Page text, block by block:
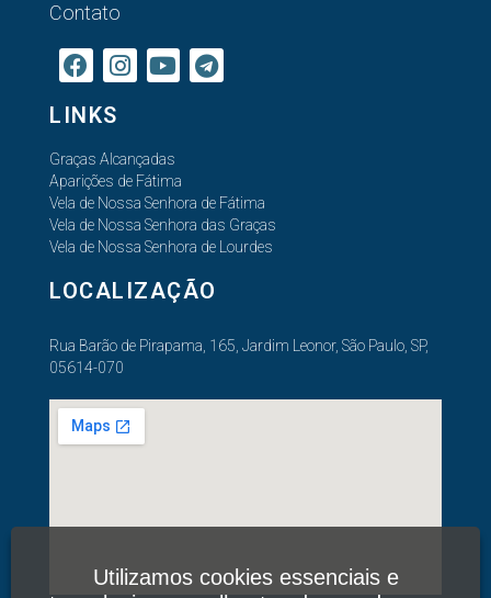
Contato
LINKS
Graças Alcançadas
Aparições de Fátima
Vela de Nossa Senhora de Fátima
Vela de Nossa Senhora das Graças
Vela de Nossa Senhora de Lourdes
LOCALIZAÇÃO
Rua Barão de Pirapama, 165, Jardim Leonor, São Paulo, SP,
05614-070
Utilizamos cookies essenciais e